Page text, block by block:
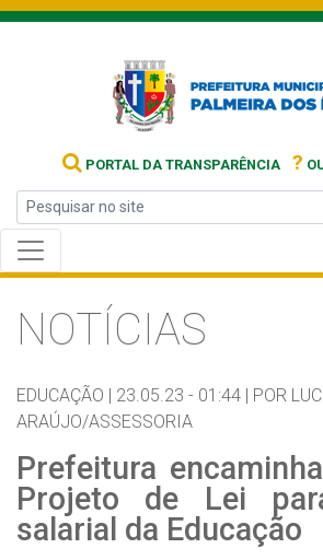
PORTAL DA TRANSPARÊNCIA ?
NOTÍCIAS
EDUCAÇÃO | 23.05.23 - 01:44 | POR
ARAÚJO/ASSESSORIA
Prefeitura
Projeto de Lei
salarial da Educação